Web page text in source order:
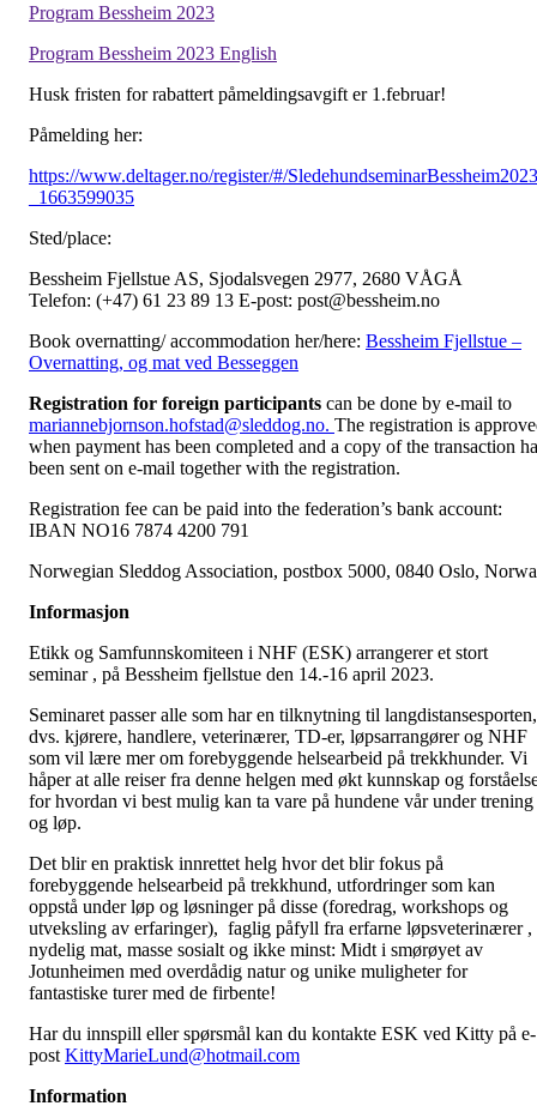
Program Bessheim 2023
Program Bessheim 2023 English
Husk fristen for rabattert påmeldingsavgift er 1.februar!
Påmelding her:
https://www.deltager.no/register/#/SledehundseminarBessheim2023
_1663599035
Sted/place:
Bessheim Fjellstue AS, Sjodalsvegen 2977, 2680 VÅGÅ
Telefon: (+47) 61 23 89 13 E-post: post@bessheim.no
Book overnatting/ accommodation her/here: Bessheim Fjellstue –
Overnatting, og mat ved Besseggen
Registration for foreign participants can be done by e-mail to
mariannebjornson.hofstad@sleddog.no. The registration is
when payment has been completed and a copy of the transaction
been sent on e-mail together with the registration.
Registration fee can be paid into the federation’s bank account:
IBAN NO16 7874 4200 791
Norwegian Sleddog Association, postbox 5000, 0840 Oslo,
Informasjon
Etikk og Samfunnskomiteen i NHF (ESK) arrangerer et stort
seminar , på Bessheim fjellstue den 14.-16 april 2023.
Seminaret passer alle som har en tilknytning til langdistansesporten,
dvs. kjørere, handlere, veterinærer, TD-er, løpsarrangører og NHF
som vil lære mer om forebyggende helsearbeid på trekkhunder. Vi
håper at alle reiser fra denne helgen med økt kunnskap og
for hvordan vi best mulig kan ta vare på hundene vår under trening
og løp.
Det blir en praktisk innrettet helg hvor det blir fokus på
forebyggende helsearbeid på trekkhund, utfordringer som kan
oppstå under løp og løsninger på disse (foredrag, workshops og
utveksling av erfaringer), faglig påfyll fra erfarne løpsveterinærer ,
nydelig mat, masse sosialt og ikke minst: Midt i smørøyet av
Jotunheimen med overdådig natur og unike muligheter for
fantastiske turer med de firbente!
Har du innspill eller spørsmål kan du kontakte ESK ved Kitty på e-
post KittyMarieLund@hotmail.com
Information